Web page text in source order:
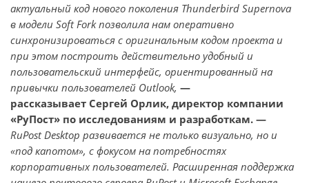
актуальный код нового поколения Thunderbird Supernova
в модели Soft Fork позволила нам оперативно
синхронизироваться с оригинальным кодом проекта и
при этом построить действительно удобный и
пользовательский интерфейс, ориентированный на
привычки пользователей Outlook, —
рассказывает Сергей Орлик, директор компании
«РуПост» по исследованиям и разработкам. —
RuPost Desktop развивается не только визуально, но и
«под капотом», с фокусом на потребностях
корпоративных пользователей. Расширенная поддержка